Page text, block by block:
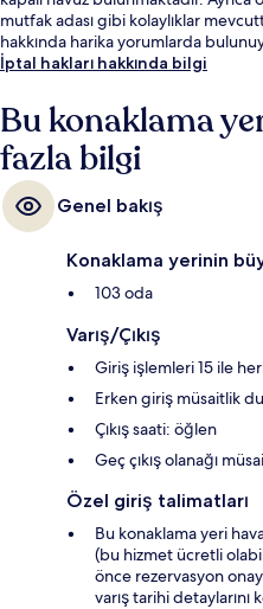
mutfak adası gibi kolaylıklar
hakkında harika yorumlarda
İptal hakları hakkında bilgi
Bu konaklama
fazla bilgi
Genel bakış
Konaklama yerinin
103 oda
Varış/Çıkış
Giriş işlemleri 15 ile
Erken giriş müsaitlik
Çıkış saati: öğlen
Geç çıkış olanağı
Özel giriş talimatları
Bu konaklama yeri
(bu hizmet ücretli
önce rezervasyon
varış tarihi